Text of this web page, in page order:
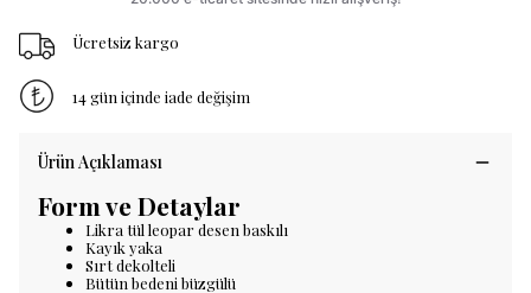
Ücretsiz kargo
14 gün içinde iade değişim
Ürün Açıklaması
Form ve Detaylar
Likra tül leopar desen baskılı
Kayık yaka
Sırt dekolteli
Bütün bedeni büzgülü